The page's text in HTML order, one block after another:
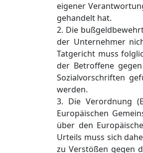
eigener
gehandelt hat.
2. Die
der Unternehmer
Tatgericht muss
der Betroffene
Sozialvorschriften
werden.
3. Die Verordnung
Europäischen
über den
Urteils muss sich
zu Verstößen gegen